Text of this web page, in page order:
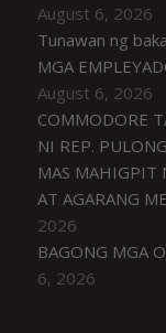
August 6, 2026
Tunawan ng
MGA
August 6, 2026
COMMODORE
NI REP.
MAS MAHIGPIT
AT AGARANG
2026
BAGONG MGA
6, 2026